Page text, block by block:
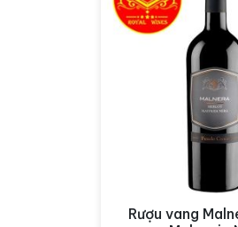
Xem
Rượu vang